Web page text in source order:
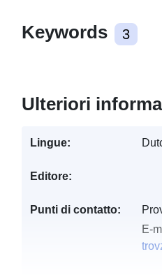
Keywords 3
Ulteriori
Lingue:
Editore:
Punti di contatto:
E-